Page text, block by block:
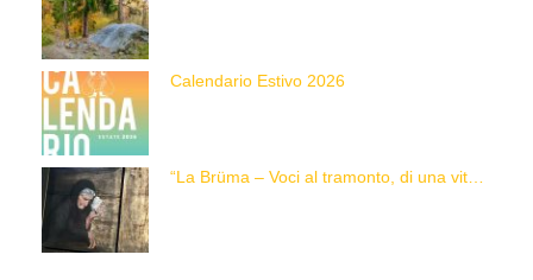
Calendario Estivo 2026
“La Brüma – Voci al tramonto, di una vita e di un’epoca”